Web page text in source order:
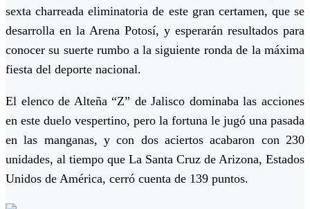
sexta charreada eliminatoria de este gran certamen, que se
desarrolla en la Arena Potosí, y esperarán resultados para
conocer su suerte rumbo a la siguiente ronda de la máxima
fiesta del deporte nacional.
El elenco de Alteña “Z” de Jalisco dominaba las acciones
en este duelo vespertino, pero la fortuna le jugó una pasada
en las manganas, y con dos aciertos acabaron con 230
unidades, al tiempo que La Santa Cruz de Arizona, Estados
Unidos de América, cerró cuenta de 139 puntos.